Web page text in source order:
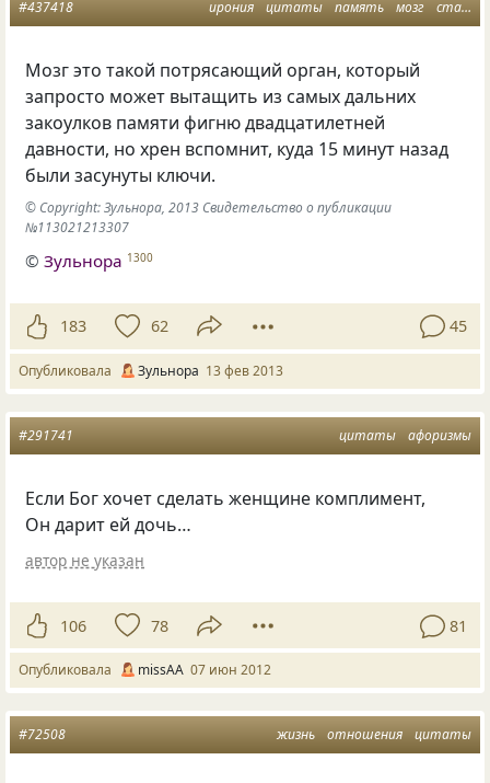
ирония цитаты память мозг статусы
#437418
Мозг это такой потрясающий орган, который
запросто может вытащить из самых дальних
закоулков памяти фигню двадцатилетней
давности, но хрен вспомнит, куда 15 минут назад
были засунуты ключи.
© Copyright: Зульнора, 2013 Свидетельство о публикации
№113021213307
©Зульнора 1300
183 62 45
Опубликовала Зульнора 13 фев 2013
цитаты афоризмы
#291741
Если Бог хочет сделать женщине комплимент,
Он дарит ей дочь…
автор не указан
106 78 81
Опубликовала missAA 07 июн 2012
жизнь отношения цитаты
#72508